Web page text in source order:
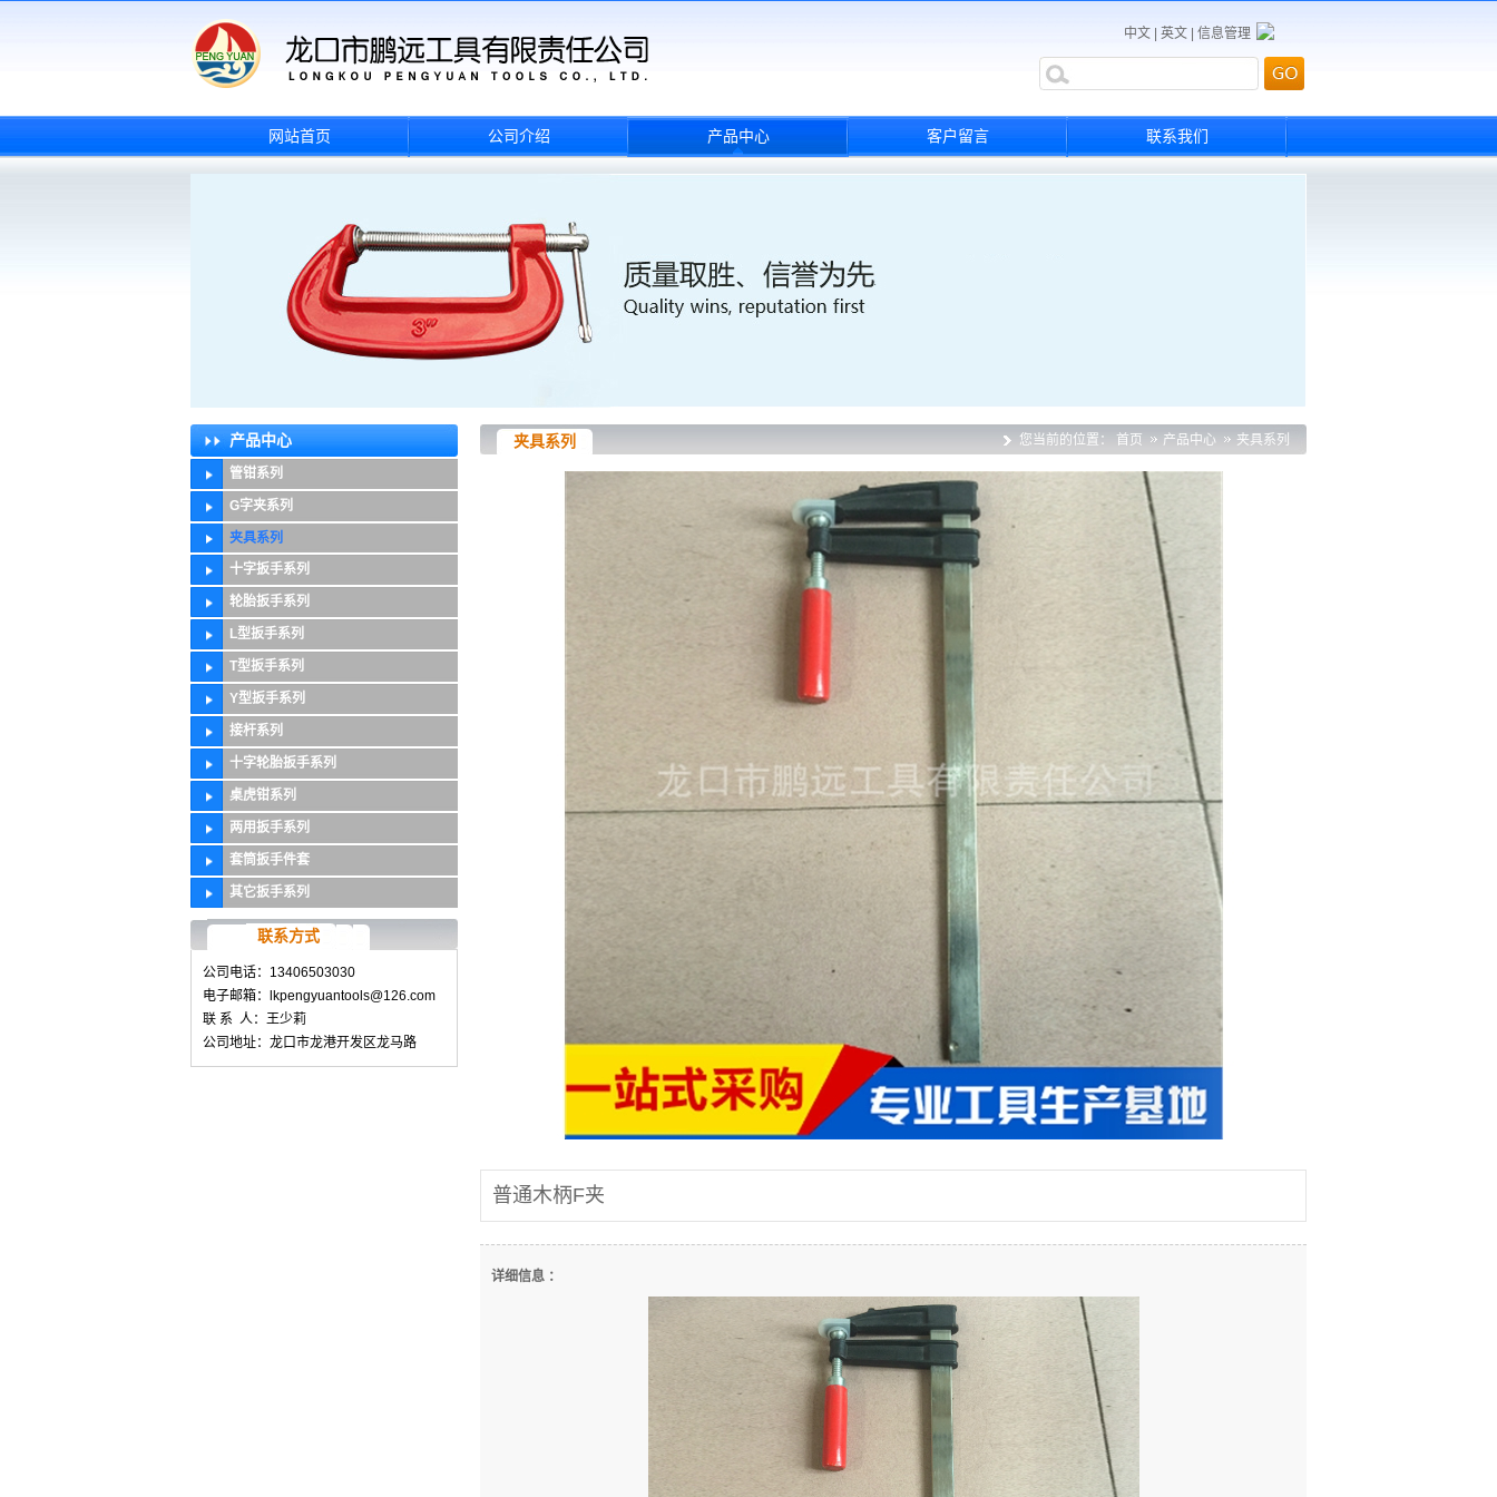
中文 英文 信息管理
网站首页 公司介绍 产品中心 客户留言 联系我们
产品中心
管钳系列
G字夹系列
夹具系列
十字扳手系列
轮胎扳手系列
L型扳手系列
T型扳手系列
Y型扳手系列
接杆系列
十字轮胎扳手系列
桌虎钳系列
两用扳手系列
套筒扳手件套
其它扳手系列
联系方式
公司电话：13406503030
电子邮箱：lkpengyuantools@126.com
联 系 人：王少莉
公司地址：龙口市龙港开发区龙马路
夹具系列 您当前的位置： 首页 产品中心 夹具系列
普通木柄F夹
详细信息 ：